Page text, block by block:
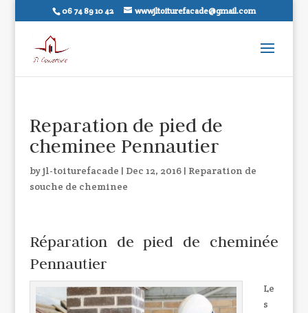
06 74 89 10 42 wwwjltoiturefacade@gmail.com
Reparation de pied de
cheminee Pennautier
byjl-toiturefacade | Dec 12, 2016| Reparation de
souche de cheminee
Réparation de pied de cheminée
Pennautier
Le
s